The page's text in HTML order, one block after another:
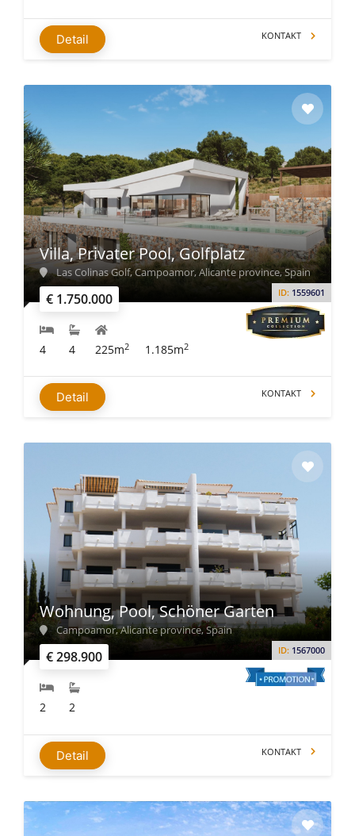
Detail KONTAKT
€ 1.750.000 ID: 1559601
Villa, Privater Pool, Golfplatz
Las Colinas Golf, Campoamor, Alicante province, Spain
4 4 225m2 1.185m2
Detail KONTAKT
€ 298.900 ID: 1567000
Wohnung, Pool, Schöner Garten
Campoamor, Alicante province, Spain
2 2
Detail KONTAKT